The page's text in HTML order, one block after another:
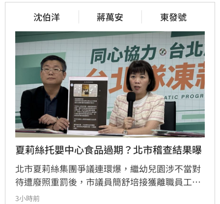
沈伯洋 蔣萬安 東發號
夏莉絲托嬰中心食品過期？北市稽查結果曝
北市夏莉絲集團爭議連環爆，繼幼兒園涉不當對
待遭廢照重罰後，市議員簡舒培接獲離職員工爆
料，指控旗下托嬰中心提供幼童食用過期或腐爛
3小時前